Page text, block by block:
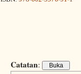
Catatan: